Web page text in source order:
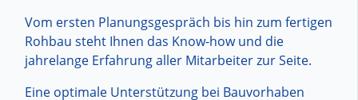
Vom ersten Planungsgespräch bis hin zum fertigen
Rohbau steht Ihnen das Know-how und die
jahrelange Erfahrung aller Mitarbeiter zur Seite.
Eine optimale Unterstützung bei Bauvorhaben